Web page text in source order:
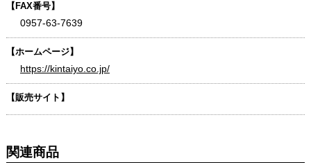
【FAX番号】
0957-63-7639
【ホームページ】
https://kintaiyo.co.jp/
【販売サイト】
関連商品